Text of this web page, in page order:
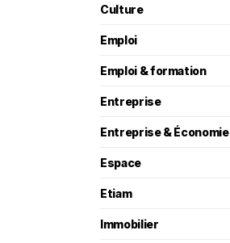
Culture
Emploi
Emploi & formation
Entreprise
Entreprise & Économie
Espace
Etiam
Immobilier